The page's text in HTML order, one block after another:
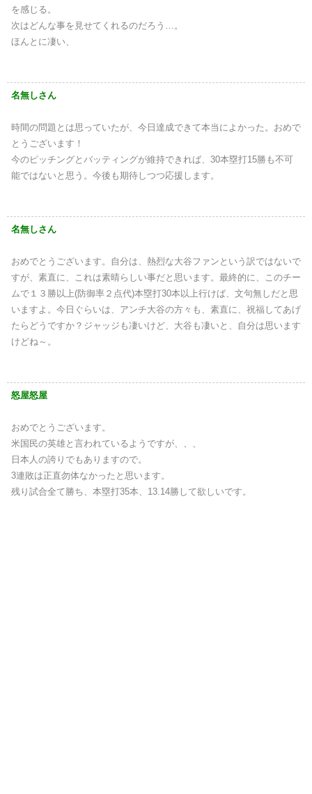
を感じる。
次はどんな事を見せてくれるのだろう…。
ほんとに凄い、
名無しさん
時間の問題とは思っていたが、今日達成できて本当によかった。おめで
とうございます！
今のピッチングとバッティングが維持できれば、30本塁打15勝も不可
能ではないと思う。今後も期待しつつ応援します。
名無しさん
おめでとうございます。自分は、熱烈な大谷ファンという訳ではないで
すが、素直に、これは素晴らしい事だと思います。最終的に、このチー
ムで１３勝以上(防御率２点代)本塁打30本以上行けば、文句無しだと思
いますよ。今日ぐらいは、アンチ大谷の方々も、素直に、祝福してあげ
たらどうですか？ジャッジも凄いけど、大谷も凄いと、自分は思います
けどね～。
怒屋怒屋
おめでとうございます。
米国民の英雄と言われているようですが、、、
日本人の誇りでもありますので。
3連敗は正直勿体なかったと思います。
残り試合全て勝ち、本塁打35本、13.14勝して欲しいです。